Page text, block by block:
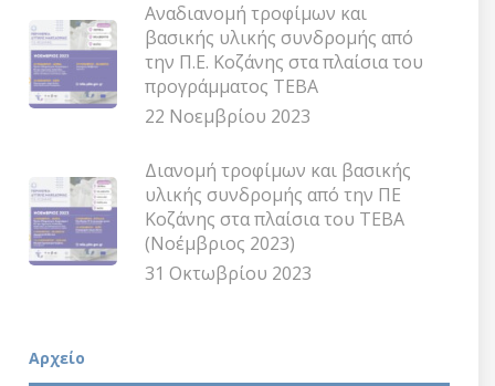
Αναδιανομή τροφίμων και
βασικής υλικής συνδρομής από
την Π.Ε. Κοζάνης στα πλαίσια του
προγράμματος ΤΕΒΑ
22 Νοεμβρίου 2023
Διανομή τροφίμων και βασικής
υλικής συνδρομής από την ΠΕ
Κοζάνης στα πλαίσια του ΤΕΒΑ
(Νοέμβριος 2023)
31 Οκτωβρίου 2023
Αρχείο